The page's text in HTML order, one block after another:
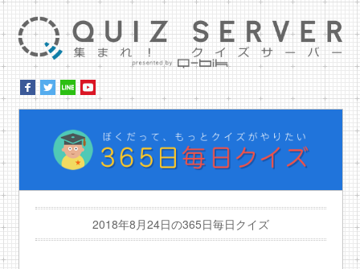
2018年8月24日の365日毎日クイズ